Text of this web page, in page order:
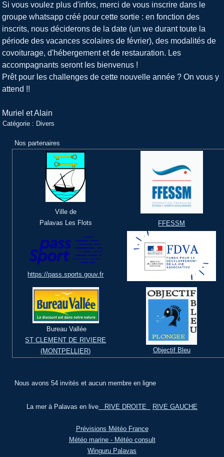
Si vous voulez plus d'infos, merci de vous inscrire dans le
groupe whatsapp créé pour cette sortie : en fonction des
inscrits, nous déciderons de la date (un we durant toute la
période des vacances scolaires de février), des modalités de
covoiturage, d'hébergement et de restauration. Les
accompagnants seront les bienvenus !
Prêt pour les challenges de cette nouvelle année ? On vous y
attend !!
Muriel et Alain
Catégorie : Divers
Nos partenaires
Ville de
Palavas Les Flots
FFESSM
https://pass.sports.gouv.fr
Bureau Vallée
ST CLEMENT DE RIVIERE
(MONTPELLIER)
Objectif Bleu
Nous avons 54 invités et aucun membre en ligne
La mer à Palavas en live RIVE DROITE RIVE GAUCHE
Prévisions Météo France
Météo marine - Météo consult
Winguru Palavas